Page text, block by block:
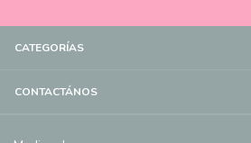
CATEGORÍAS
CONTACTÁNOS